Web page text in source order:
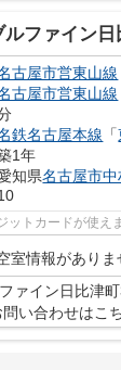
ルファイン
古屋市営東山線
古屋市営東山線
鉄名古屋本線 「
1年
知県名古屋市
ットカードが使え
室情報がありま
ファイン日比津
問い合わせはこ